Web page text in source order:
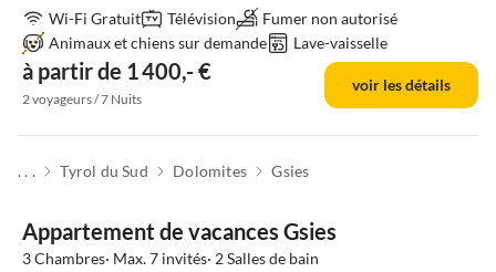
Wi-Fi Gratuit
Télévision
Fumer non autorisé
Animaux et chiens sur demande
Lave-vaisselle
à partir de 1 400,- €
2 voyageurs / 7 Nuits
voir les détails
. . . Tyrol du Sud Dolomites Gsies
Appartement de vacances Gsies
3 Chambres· Max. 7 invités· 2 Salles de bain